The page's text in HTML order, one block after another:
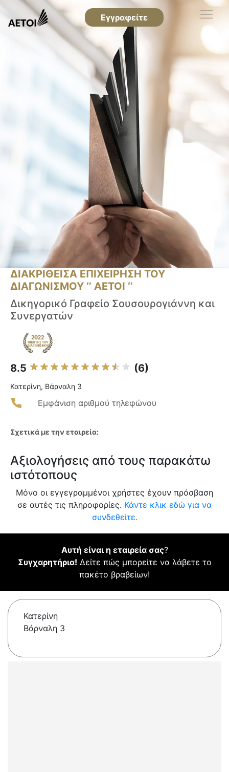
Εγγραφείτε
ΔΙΑΚΡΙΘΕΙΣΑ ΕΠΙΧΕΙΡΗΣΗ ΤΟΥ
ΔΙΑΓΩΝΙΣΜΟΥ ‘’ ΑΕΤΟΙ ‘’
Δικηγορικό Γραφείο Σουσουρογιάννη και
Συνεργατών
8.5 (6)
Κατερίνη, Βάρναλη 3
Εμφάνιση αριθμού τηλεφώνου
Σχετικά με την εταιρεία:
Αξιολογήσεις από τους παρακάτω
ιστότοπους
Μόνο οι εγγεγραμμένοι χρήστες έχουν πρόσβαση
σε αυτές τις πληροφορίες. Κάντε κλικ εδώ για να
συνδεθείτε.
Αυτή είναι η εταιρεία σας?
Συγχαρητήρια! Δείτε πώς μπορείτε να λάβετε το
πακέτο βραβείων!
Κατερίνη
Βάρναλη 3